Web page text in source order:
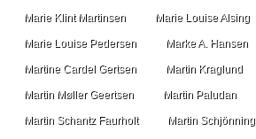
Marie Klint Martinsen Marie Louise Alsing
Marie Louise Pedersen Marke A. Hansen
Martine Cardel Gertsen Martin Kraglund
Martin Møller Geertsen Martin Paludan
Martin Schantz Faurholt Martin Schjönning